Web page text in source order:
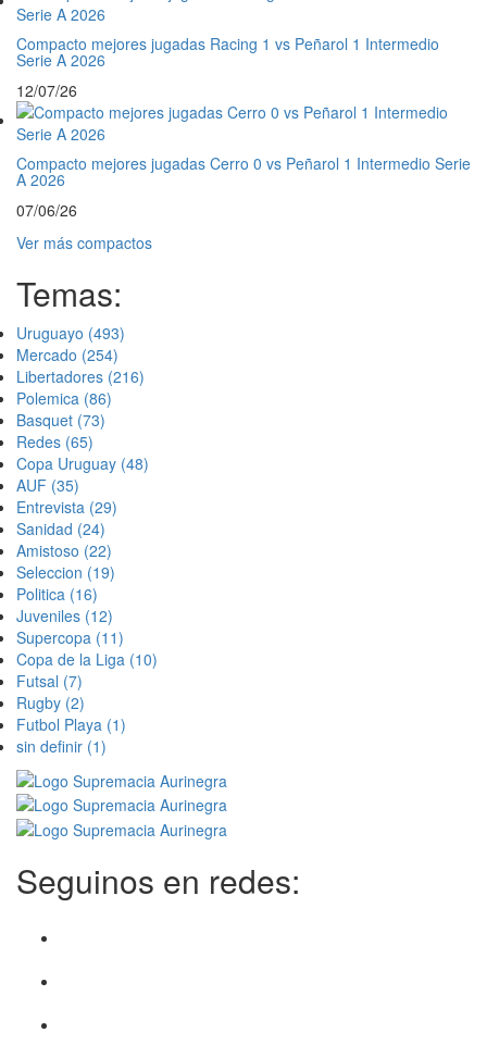
Compacto mejores jugadas Racing 1 vs Peñarol 1 Intermedio
Serie A 2026
12/07/26
Compacto mejores jugadas Cerro 0 vs Peñarol 1 Intermedio Serie
A 2026
07/06/26
Ver más compactos
Temas:
Uruguayo (493)
Mercado (254)
Libertadores (216)
Polemica (86)
Basquet (73)
Redes (65)
Copa Uruguay (48)
AUF (35)
Entrevista (29)
Sanidad (24)
Amistoso (22)
Seleccion (19)
Politica (16)
Juveniles (12)
Supercopa (11)
Copa de la Liga (10)
Futsal (7)
Rugby (2)
Futbol Playa (1)
sin definir (1)
Seguinos en redes: